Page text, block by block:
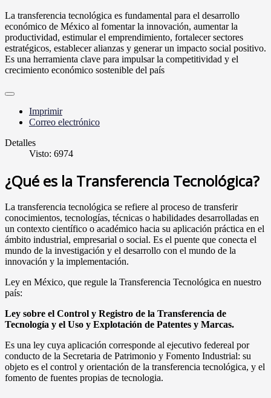
La transferencia tecnológica es fundamental para el desarrollo
económico de México al fomentar la innovación, aumentar la
productividad, estimular el emprendimiento, fortalecer sectores
estratégicos, establecer alianzas y generar un impacto social positivo.
Es una herramienta clave para impulsar la competitividad y el
crecimiento económico sostenible del país
Imprimir
Correo electrónico
Detalles
Visto: 6974
¿Qué es la Transferencia Tecnológica?
La transferencia tecnológica se refiere al proceso de transferir
conocimientos, tecnologías, técnicas o habilidades desarrolladas en
un contexto científico o académico hacia su aplicación práctica en el
ámbito industrial, empresarial o social. Es el puente que conecta el
mundo de la investigación y el desarrollo con el mundo de la
innovación y la implementación.
Ley en México, que regule la Transferencia Tecnológica en nuestro
país:
Ley sobre el Control y Registro de la Transferencia de
Tecnología y el Uso y Explotación de Patentes y Marcas.
Es una ley cuya aplicación corresponde al ejecutivo federeal por
conducto de la Secretaria de Patrimonio y Fomento Industrial: su
objeto es el control y orientación de la transferencia tecnológica, y el
fomento de fuentes propias de tecnologia.